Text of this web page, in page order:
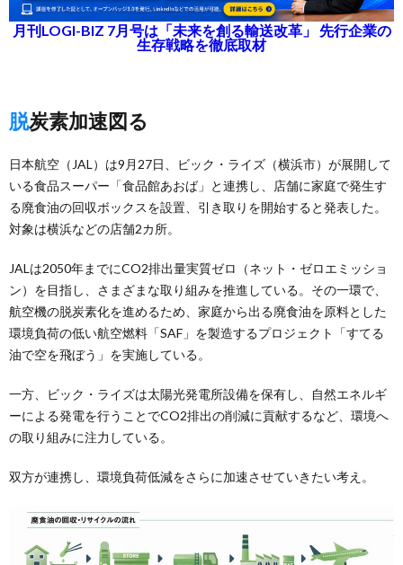
月刊LOGI-BIZ 7月号は「未来を創る輸送改革」 先行企業の
生存戦略を徹底取材
脱炭素加速図る
日本航空（JAL）は9月27日、ビック・ライズ（横浜市）が展開して
いる食品スーパー「食品館あおば」と連携し、店舗に家庭で発生す
る廃食油の回収ボックスを設置、引き取りを開始すると発表した。
対象は横浜などの店舗2カ所。
JALは2050年までにCO2排出量実質ゼロ（ネット・ゼロエミッショ
ン）を目指し、さまざまな取り組みを推進している。その一環で、
航空機の脱炭素化を進めるため、家庭から出る廃食油を原料とした
環境負荷の低い航空燃料「SAF」を製造するプロジェクト「すてる
油で空を飛ぼう」を実施している。
一方、ビック・ライズは太陽光発電所設備を保有し、自然エネルギ
ーによる発電を行うことでCO2排出の削減に貢献するなど、環境へ
の取り組みに注力している。
双方が連携し、環境負荷低減をさらに加速させていきたい考え。